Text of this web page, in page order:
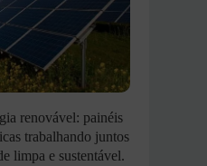
renovável: painéis
trabalhando juntos
limpa e sustentável.